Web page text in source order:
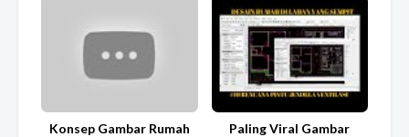
Konsep Gambar Rumah
Paling Viral Gambar